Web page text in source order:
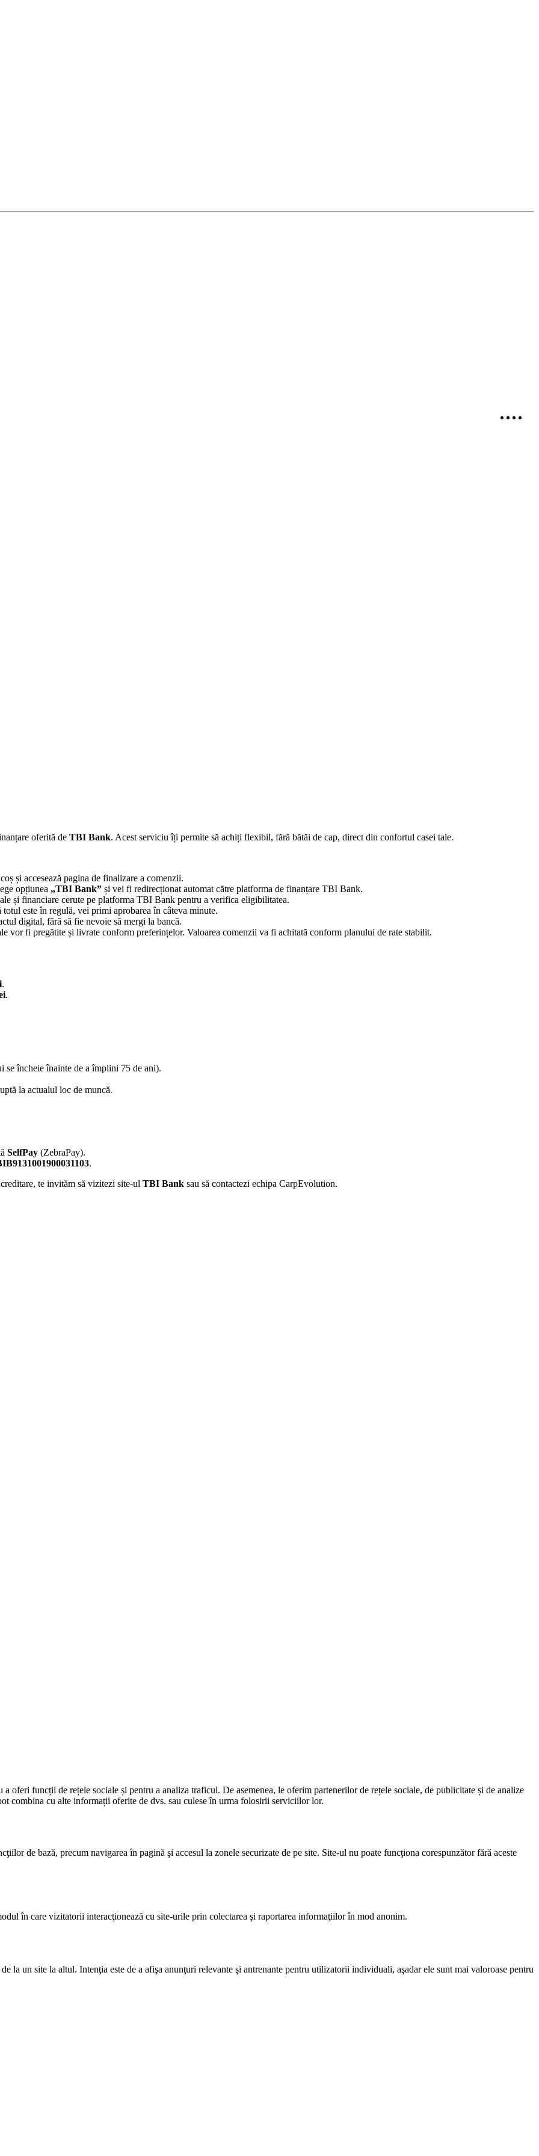
oferită de TBI Bank. Acest serviciu îți permite să achiți flexibil, fără bătăi de cap, direct din confortul casei tale.
și accesează pagina de finalizare a comenzii.
opțiunea „TBI Bank” și vei fi redirecționat automat către platforma de finanțare TBI Bank.
și financiare cerute pe platforma TBI Bank pentru a verifica eligibilitatea.
este în regulă, vei primi aprobarea în câteva minute.
digital, fără să fie nevoie să mergi la bancă.
vor fi pregătite și livrate conform preferințelor. Valoarea comenzii va fi achitată conform planului de rate stabilit.
.
.
se încheie înainte de a împlini 75 de ani).
la actualul loc de muncă.
SelfPay (ZebraPay).
.
te invităm să vizitezi site-ul TBI Bank sau să contactezi echipa CarpEvolution.
oferi funcții de rețele sociale și pentru a analiza traficul. De asemenea, le oferim partenerilor de rețele sociale, de publicitate și de analize
combina cu alte informații oferite de dvs. sau culese în urma folosirii serviciilor lor.
de bază, precum navigarea în pagină şi accesul la zonele securizate de pe site. Site-ul nu poate funcţiona corespunzător fără aceste
în care vizitatorii interacţionează cu site-urile prin colectarea şi raportarea informaţiilor în mod anonim.
la un site la altul. Intenţia este de a afişa anunţuri relevante şi antrenante pentru utilizatorii individuali, aşadar ele sunt mai valoroase pentru